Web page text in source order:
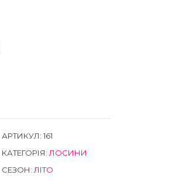
АРТИКУЛ: 161
КАТЕГОРІЯ: ЛОСИНИ
СЕЗОН: ЛІТО